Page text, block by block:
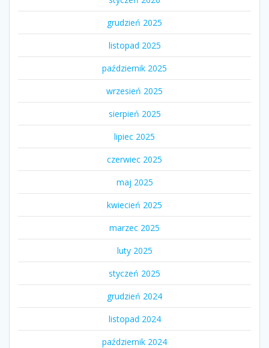
grudzień 2025
listopad 2025
październik 2025
wrzesień 2025
sierpień 2025
lipiec 2025
czerwiec 2025
maj 2025
kwiecień 2025
marzec 2025
luty 2025
styczeń 2025
grudzień 2024
listopad 2024
październik 2024